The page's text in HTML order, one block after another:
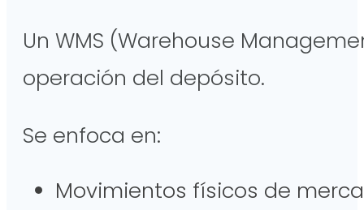
Un WMS (Warehouse
operación del depósito.
Se enfoca en:
Movimientos físicos de